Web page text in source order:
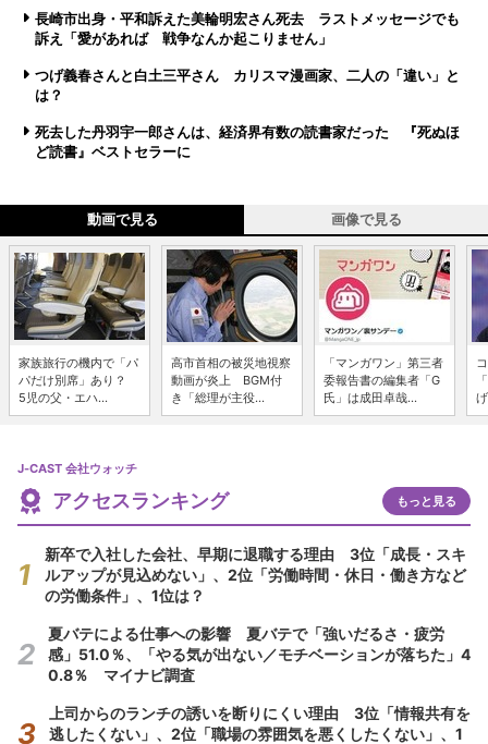
長崎市出身・平和訴えた美輪明宏さん死去 ラストメッセージでも
訴え「愛があれば 戦争なんか起こりません」
つげ義春さんと白土三平さん カリスマ漫画家、二人の「違い」と
は？
死去した丹羽宇一郎さんは、経済界有数の読書家だった 『死ぬほ
ど読書』ベストセラーに
動画で見る 画像で見る
家族旅行の機内で「パ
パだけ別席」あり？
5児の父・エハ...
高市首相の被災地視察
動画が炎上 BGM付
き「総理が主役...
「マンガワン」第三者
委報告書の編集者「G
氏」は成田卓哉...
J-CAST 会社ウォッチ
アクセスランキング もっと見る
新卒で入社した会社、早期に退職する理由 3位「成長・スキ
ルアップが見込めない」、2位「労働時間・休日・働き方など
の労働条件」、1位は？
夏バテによる仕事への影響 夏バテで「強いだるさ・疲労
感」51.0％、「やる気が出ない／モチベーションが落ちた」4
0.8％ マイナビ調査
上司からのランチの誘いを断りにくい理由 3位「情報共有を
逃したくない」、2位「職場の雰囲気を悪くしたくない」、1